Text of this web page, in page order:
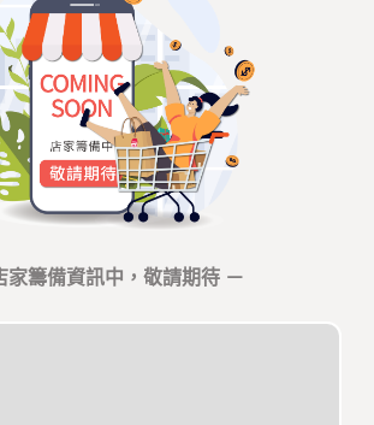
家籌備資訊中，敬請期待 －